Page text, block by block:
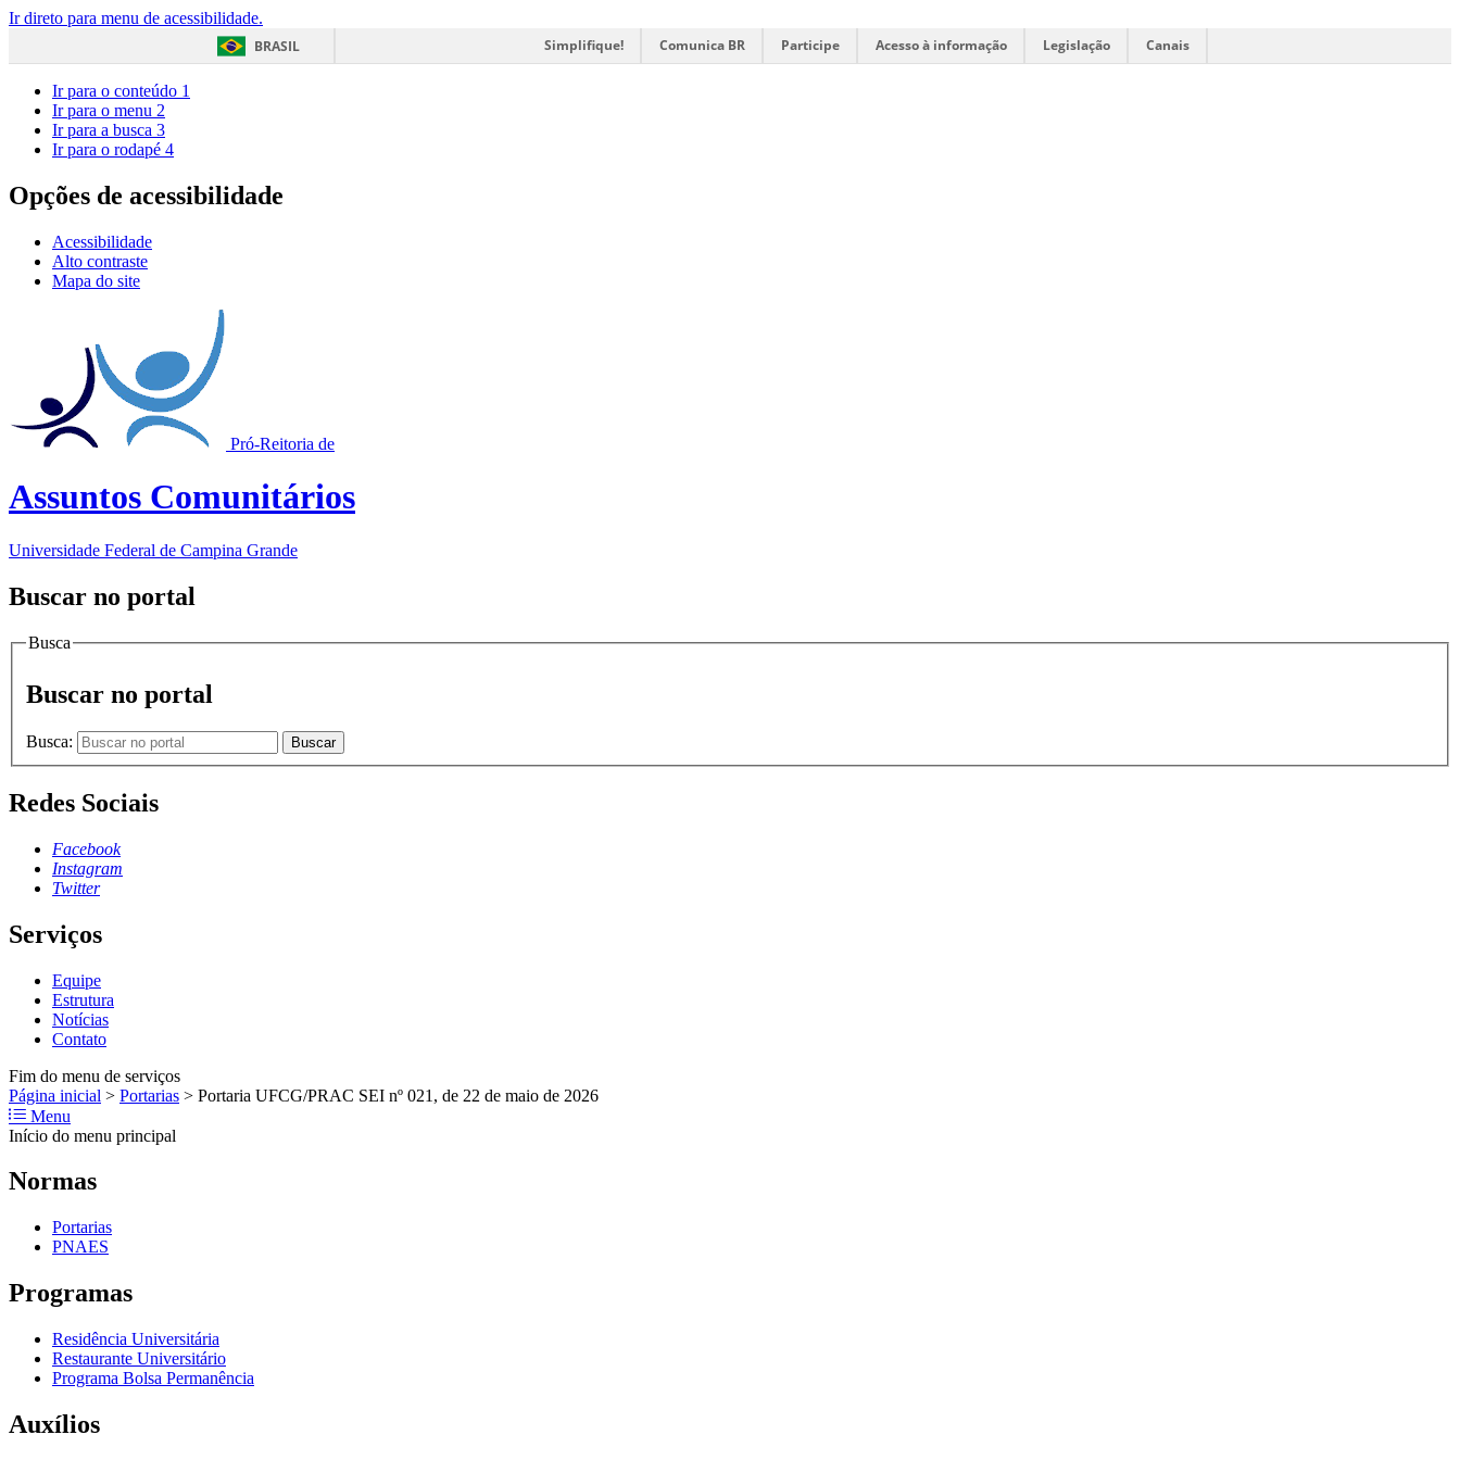
Ir direto para menu de acessibilidade.
BRASIL
Simplifique! Comunica BR Participe Acesso à informação Legislação Canais
Ir para o conteúdo 1
Ir para o menu 2
Ir para a busca 3
Ir para o rodapé 4
Opções de acessibilidade
Acessibilidade
Alto contraste
Mapa do site
Pró-Reitoria de
Assuntos Comunitários
Universidade Federal de Campina Grande
Buscar no portal
Busca
Buscar no portal
Busca: Buscar
Redes Sociais
Facebook
Instagram
Twitter
Serviços
Equipe
Estrutura
Notícias
Contato
Fim do menu de serviços
Página inicial > Portarias > Portaria UFCG/PRAC SEI nº 021, de 22 de maio de 2026
Menu
Início do menu principal
Normas
Portarias
PNAES
Programas
Residência Universitária
Restaurante Universitário
Programa Bolsa Permanência
Auxílios